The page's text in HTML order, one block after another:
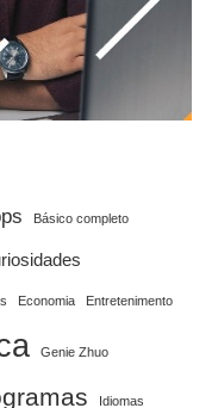
Básico completo
Economia Entretenimento
Genie Zhuo
Idiomas